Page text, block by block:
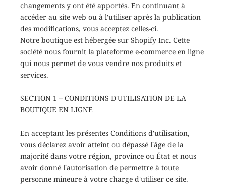
changements y ont été apportés. En continuant à
accéder au site web ou à l'utiliser après la publication
des modifications, vous acceptez celles-ci.
Notre boutique est hébergée sur Shopify Inc. Cette
société nous fournit la plateforme e-commerce en ligne
qui nous permet de vous vendre nos produits et
services.
SECTION 1 – CONDITIONS D'UTILISATION DE LA
BOUTIQUE EN LIGNE
En acceptant les présentes Conditions d'utilisation,
vous déclarez avoir atteint ou dépassé l'âge de la
majorité dans votre région, province ou État et nous
avoir donné l'autorisation de permettre à toute
personne mineure à votre charge d'utiliser ce site.